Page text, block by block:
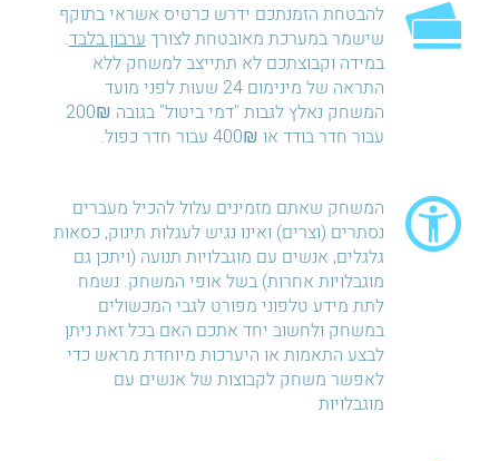
להבטחת הזמנתכם ידרש כרטיס אשראי בתוקף
שישמר במערכת מאובטחת לצורךערבון בלבד.
במידה וקבוצתכם לא תתייצב למשחק ללא
התראה של מינימום 24 שעות לפני מועד
המשחק נאלץ לגבות "דמי ביטול" בגובה 200₪
עבור חדר בודד או 400₪ עבור חדר כפול.
המשחק שאתם מזמינים עלול להכיל מעברים
נסתרים (וצרים) ואינו נגיש לעגלות תינוק, כסאות
גלגלים, אנשים עם מוגבלויות תנועה (ויתכן גם
מוגבלויות אחרות) בשל אופי המשחק. נשמח
לתת מידע טלפוני מפורט לגבי המכשולים
במשחק ולחשוב יחד אתכם האם בכל זאת ניתן
לבצע התאמות או היערכות מיוחדת מראש כדי
לאפשר משחק לקבוצות של אנשים עם
מוגבלויות